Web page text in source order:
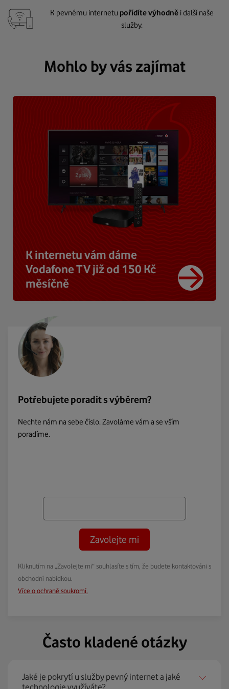
K pevnému internetu pořídíte výhodně i další naše
služby.
Mohlo by vás zajímat
K internetu vám dáme
Vodafone TV již od 150 Kč
měsíčně
Potřebujete poradit s výběrem?
Nechte nám na sebe číslo. Zavoláme vám a se vším
poradíme.
Zavolejte mi
Kliknutím na „Zavolejte mi“ souhlasíte s tím, že budete kontaktováni s
obchodní nabídkou.
Více o ochraně soukromí.
Často kladené otázky
Jaké je pokrytí u služby pevný internet a jaké
technologie využíváte?